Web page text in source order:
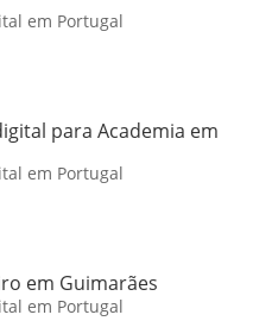
em Portugal
para Academia em
em Portugal
em Guimarães
em Portugal